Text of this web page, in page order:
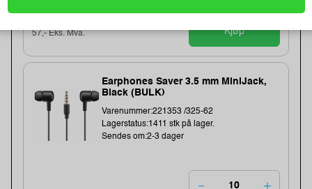
57,- Eks. Mva. Kjøp
Earphones Saver 3.5 mm MiniJack,
Black (BULK)
Varenummer:221353 /325-62
Lagerstatus:1411 stk på lager.
Sendes om:2-3 dager